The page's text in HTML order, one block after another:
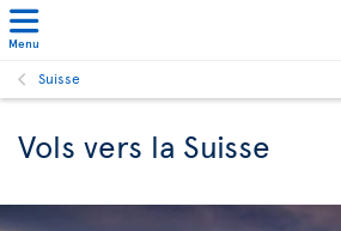
Menu
Suisse
Vols vers la Suisse